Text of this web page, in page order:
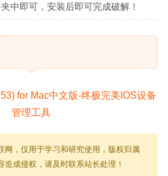
中即可，安装后即可完成破解！
网，仅用于学习和研究使用，版权归属
造成侵权，请及时联系站长处理！